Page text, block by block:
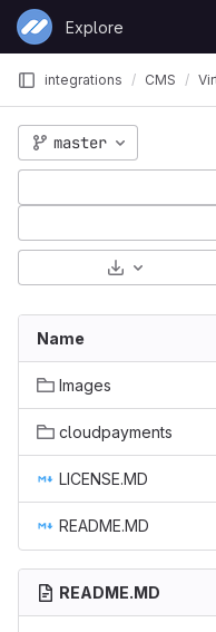
Skip to content
GitLab
Explore
integrations CMS
master
Select Archive
Name
Images
cloudpayments
LICENSE.MD
README.MD
README.MD